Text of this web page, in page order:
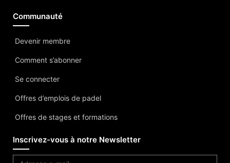
Communauté
Devenir membre
Comment s’abonner
Se connecter
Offres d’emplois de padel
Offres de stages et formations
Inscrivez-vous à notre Newsletter